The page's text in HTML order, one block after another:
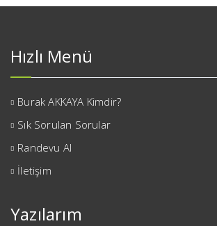
Hızlı Menü
Burak AKKAYA Kimdir?
Sık Sorulan Sorular
Randevu Al
İletişim
Yazılarım